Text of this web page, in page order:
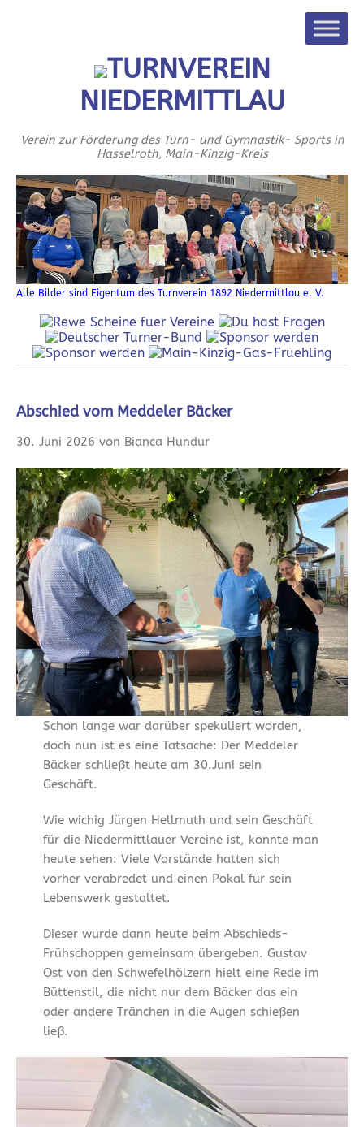
TURNVEREIN
NIEDERMITTLAU
Verein zur Förderung des Turn- und Gymnastik- Sports in
Hasselroth, Main-Kinzig-Kreis
Alle Bilder sind Eigentum des Turnverein 1892 Niedermittlau e. V.
Abschied vom Meddeler Bäcker
30. Juni 2026 von Bianca Hundur
Schon lange war darüber spekuliert worden,
doch nun ist es eine Tatsache: Der Meddeler
Bäcker schließt heute am 30.Juni sein
Geschäft.
Wie wichig Jürgen Hellmuth und sein Geschäft
für die Niedermittlauer Vereine ist, konnte man
heute sehen: Viele Vorstände hatten sich
vorher verabredet und einen Pokal für sein
Lebenswerk gestaltet.
Dieser wurde dann heute beim Abschieds-
Frühschoppen gemeinsam übergeben. Gustav
Ost von den Schwefelhölzern hielt eine Rede im
Büttenstil, die nicht nur dem Bäcker das ein
oder andere Tränchen in die Augen schießen
ließ.